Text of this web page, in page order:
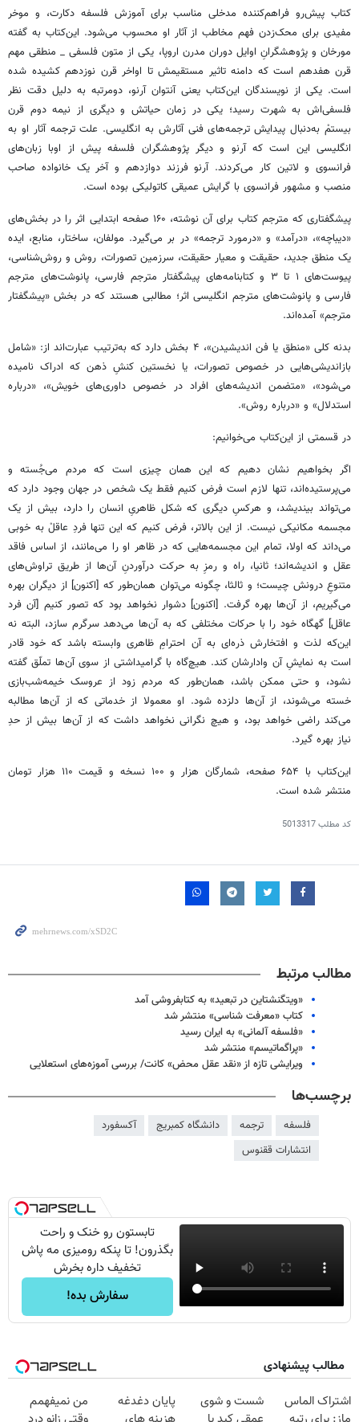
کتاب پیش‌رو فراهم‌کننده مدخلی مناسب برای آموزش فلسفه دکارت، و موخر
مفیدی برای محک‌زدن فهم مخاطب از آثار او محسوب می‌شود. این‌کتاب به گفته
مورخان و پژوهشگرانِ اوایل دوران مدرن اروپا، یکی از متون فلسفی _ منطقی مهم
قرن هفدهم است که دامنه تاثیر مستقیمش تا اواخر قرن نوزدهم کشیده شده
است. یکی از نویسندگان این‌کتاب یعنی آنتوان آرنو، دومرتبه به دلیل دقت نظر
فلسفی‌اش به شهرت رسید؛ یکی در زمان حیاتش و دیگری از نیمه دوم قرن
بیستمْ به‌دنبال پیدایش ترجمه‌های فنی آثارش به انگلیسی. علت ترجمه آثار او به
انگلیسی این است که آرنو و دیگر پژوهشگران فلسفه پیش از اوبا زبان‌های
فرانسوی و لاتین کار می‌کردند. آرنو فرزند دوازدهم و آخر یک خانواده صاحب
منصب و مشهور فرانسوی با گرایش عمیقی کاتولیکی بوده است.
پیشگفتاری که مترجم کتاب برای آن نوشته، ۱۶۰ صفحه ابتدایی اثر را در بخش‌های
«دیباچه»، «درآمد» و «درمورد ترجمه» در بر می‌گیرد. مولفان، ساختار، منابع، ایده
یک منطق جدید، حقیقت و معیار حقیقت، سرزمین تصورات، روش و روش‌شناسی،
پیوست‌های ۱ تا ۳ و کتابنامه‌های پیشگفتار مترجم فارسی، پانوشت‌های مترجم
فارسی و پانوشت‌های مترجم انگلیسی اثر؛ مطالبی هستند که در بخش «پیشگفتار
مترجم» آمده‌اند.
بدنه کلی «منطق یا فن اندیشیدن»، ۴ بخش دارد که به‌ترتیب عبارت‌اند از: «شامل
بازاندیشی‌هایی در خصوص تصورات، یا نخستین کنشِ ذهن که ادراک نامیده
می‌شود»، «متضمن اندیشه‌های افراد در خصوص داوری‌های خویش»، «درباره
استدلال» و «درباره روش».
در قسمتی از این‌کتاب می‌خوانیم:
اگر بخواهیم نشان دهیم که این همان چیزی است که مردم می‌جُسته و
می‌پرستیده‌اند، تنها لازم است فرض کنیم فقط یک شخص در جهان وجود دارد که
می‌تواند بیندیشد، و هرکسِ دیگری که شکل ظاهریِ انسان را دارد، بیش از یک
مجسمه مکانیکی نیست. از این بالاتر، فرض کنیم که این تنها فردِ عاقلْ به خوبی
می‌داند که اولا، تمام این مجسمه‌هایی که در ظاهر او را می‌مانند، از اساس فاقد
عقل و اندیشه‌اند؛ ثانیا، راه و رمزِ به حرکت درآوردنِ آن‌ها از طریق تراوش‌های
متنوعِ درونش چیست؛ و ثالثا، چگونه می‌توان همان‌طور که [اکنون] از دیگران بهره
می‌گیریم، از آن‌ها بهره گرفت. [اکنون] دشوار نخواهد بود که تصور کنیم [آن فرد
عاقل] گهگاه خود را با حرکات مختلفی که به آن‌ها می‌دهد سرگرم سازد، البته نه
این‌که لذت و افتخارش ذره‌ای به آن احترامِ ظاهری وابسته باشد که خود قادر
است به نمایشِ آن وادارشان کند. هیچ‌گاه با گرامیداشتی از سوی آن‌ها تملّق گفته
نشود، و حتی ممکن باشد، همان‌طور که مردم زود از عروسک خیمه‌شب‌بازی
خسته می‌شوند، از آن‌ها دلزده شود. او معمولا از خدماتی که از آن‌ها مطالبه
می‌کند راضی خواهد بود، و هیچ نگرانی نخواهد داشت که از آن‌ها بیش از حدِ
نیاز بهره گیرد.
این‌کتاب با ۶۵۴ صفحه، شمارگان هزار و ۱۰۰ نسخه و قیمت ۱۱۰ هزار تومان
منتشر شده است.
کد مطلب5013317
مطالب مرتبط
«ویتگنشتاین در تبعید» به کتابفروشی آمد
کتاب «معرفت شناسی» منتشر شد
«فلسفه آلمانی» به ایران رسید
«پراگماتیسم» منتشر شد
ویرایشی تازه از «نقد عقل محض» کانت/ بررسی آموزه‌های استعلایی
برچسب‌ها
فلسفه ترجمه دانشگاه کمبریج
آکسفورد
انتشارات ققنوس
تابستون رو خنک و راحت
بگذرون! تا پنکه رومیزی مه پاش
تخفیف داره بخرش
سفارش بده!
مطالب پیشنهادی
اشتراک الماس
شست و شوی
پایان دغدغه
من نمیفهمم